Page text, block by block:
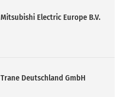
Mitsubishi Electric Europe B.V.
Trane Deutschland GmbH